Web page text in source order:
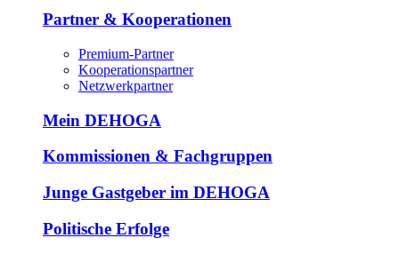
Partner & Kooperationen
Premium-Partner
Kooperationspartner
Netzwerkpartner
Mein DEHOGA
Kommissionen & Fachgruppen
Junge Gastgeber im DEHOGA
Politische Erfolge